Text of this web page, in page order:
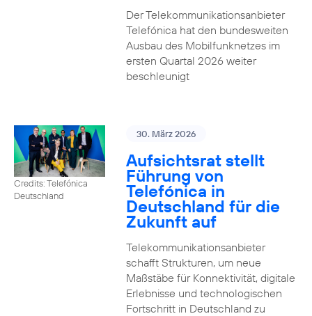
Der Telekommunikationsanbieter
Telefónica hat den bundesweiten
Ausbau des Mobilfunknetzes im
ersten Quartal 2026 weiter
beschleunigt
Credits: Telefónica
Deutschland
30. März 2026
Aufsichtsrat stellt
Führung von
Telefónica in
Deutschland für die
Zukunft auf
Telekommunikationsanbieter
schafft Strukturen, um neue
Maßstäbe für Konnektivität, digitale
Erlebnisse und technologischen
Fortschritt in Deutschland zu